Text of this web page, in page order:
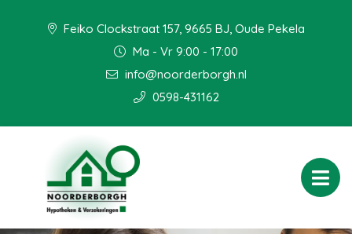
Feiko Clockstraat 157, 9665 BJ, Oude Pekela
Ma - Vr 9:00 - 17:00
info@noorderborgh.nl
0598-431162